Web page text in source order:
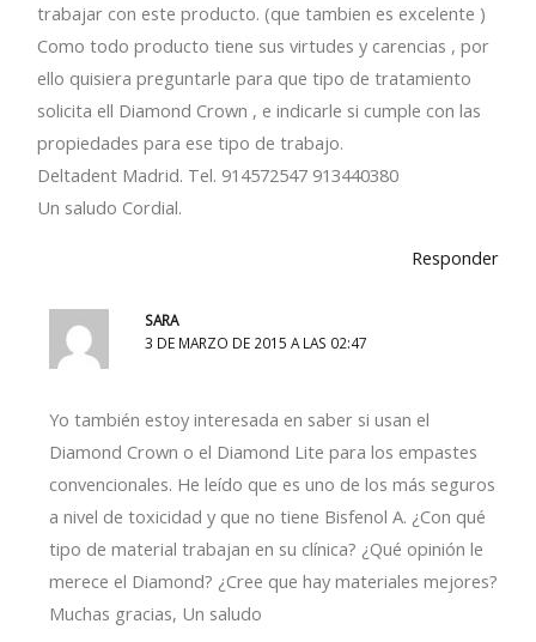
trabajar con este producto. (que tambien es excelente )
Como todo producto tiene sus virtudes y carencias , por
ello quisiera preguntarle para que tipo de tratamiento
solicita ell Diamond Crown , e indicarle si cumple con las
propiedades para ese tipo de trabajo.
Deltadent Madrid. Tel. 914572547 913440380
Un saludo Cordial.
Responder
SARA
3 DE MARZO DE 2015 A LAS 02:47
Yo también estoy interesada en saber si usan el
Diamond Crown o el Diamond Lite para los empastes
convencionales. He leído que es uno de los más seguros
a nivel de toxicidad y que no tiene Bisfenol A. ¿Con qué
tipo de material trabajan en su clínica? ¿Qué opinión le
merece el Diamond? ¿Cree que hay materiales mejores?
Muchas gracias, Un saludo